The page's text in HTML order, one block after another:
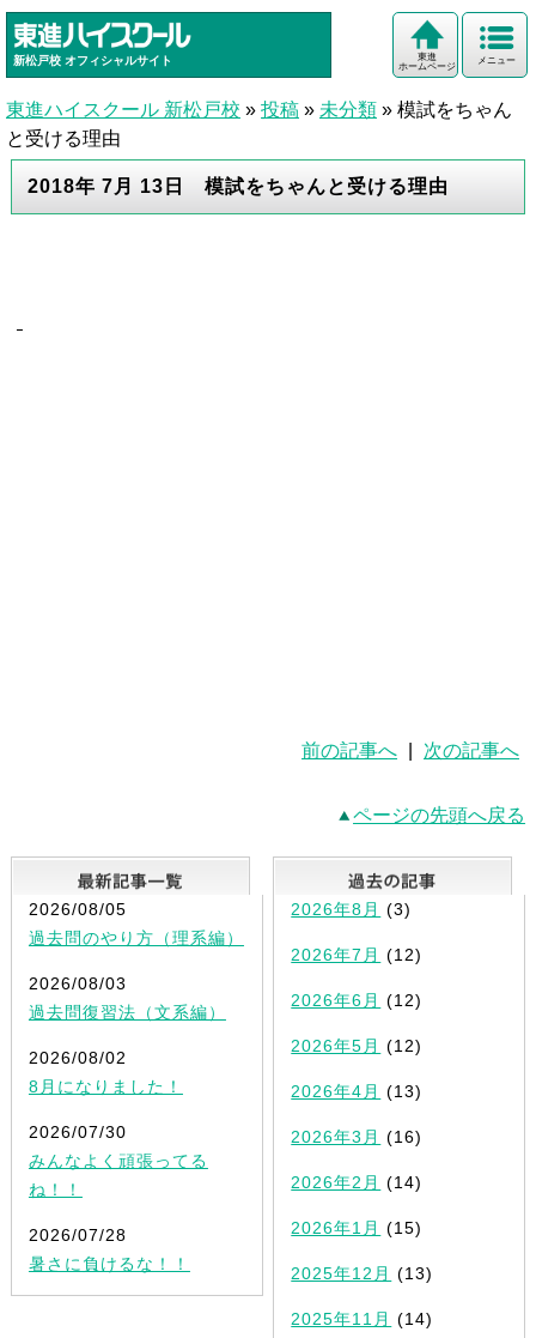
新松戸校 オフィシャルサイト メニュー
東進
ホームページ
東進ハイスクール 新松戸校 » 投稿 » 未分類 » 模試をちゃん
と受ける理由
2018年 7月 13日 模試をちゃんと受ける理由
前の記事へ 次の記事へ
ページの先頭へ戻る
最新記事一覧
2026/08/05
過去問のやり方（理系編）
2026/08/03
過去問復習法（文系編）
2026/08/02
8月になりました！
2026/07/30
みんなよく頑張ってる
ね！！
2026/07/28
暑さに負けるな！！
2026年8月 (3)
2026年7月 (12)
2026年6月 (12)
2026年5月 (12)
2026年4月 (13)
2026年3月 (16)
2026年2月 (14)
2026年1月 (15)
2025年12月 (13)
2025年11月 (14)